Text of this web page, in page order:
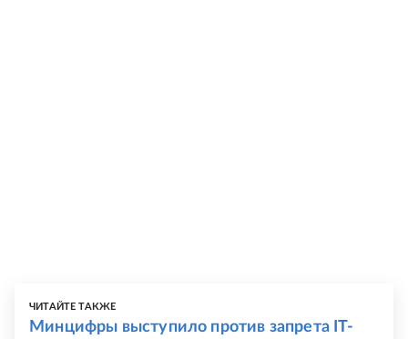
ЧИТАЙТЕ ТАКЖЕ
Минцифры выступило против запрета IT-